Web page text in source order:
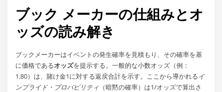
ブック メーカーの仕組みとオ
ッズの読み解き
ブックメーカーはイベントの発生確率を見積もり、その確率を基
に価格であるオッズを提示する。一般的な小数オッズ（例：
1.80）は、賭け金1に対する返戻合計を示す。ここから導かれるイ
ンプライド・プロバビリティ （暗黙の確率）は1/オッズで算出さ